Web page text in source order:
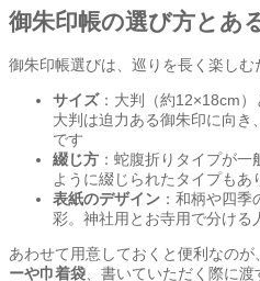
御朱印帳の選び方とあ
御朱印帳選びは、巡りを長く楽しむ
サイズ：大判（約12×18cm）
大判は迫力ある御朱印に向
です
綴じ方 ：蛇腹折りタイプが
ように綴じられたタイプもあ
表紙のデザイン ：和柄や四
彩。神社用とお寺用で分ける
あわせて用意しておくと便利なのが
ーや巾着袋、書いていただく際に渡